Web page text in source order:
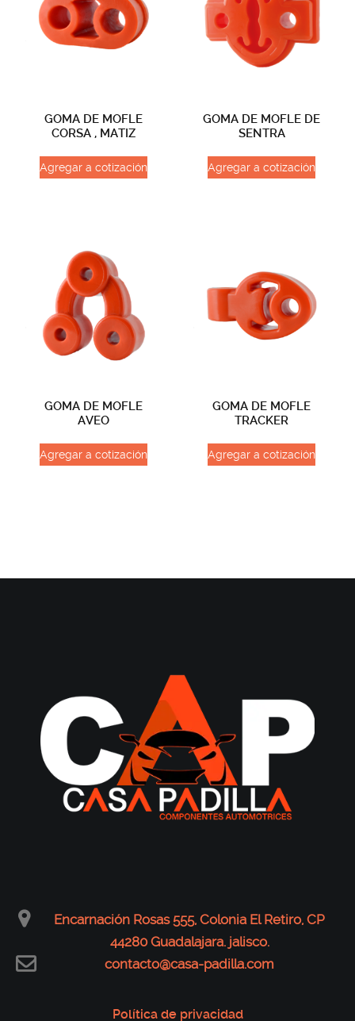
GOMA DE MOFLE
CORSA , MATIZ
Agregar a cotización
GOMA DE MOFLE DE
SENTRA
Agregar a cotización
GOMA DE MOFLE
AVEO
Agregar a cotización
GOMA DE MOFLE
TRACKER
Agregar a cotización
Encarnación Rosas 555, Colonia El Retiro, CP
44280 Guadalajara. jalisco.
contacto@casa-padilla.com
Política de privacidad